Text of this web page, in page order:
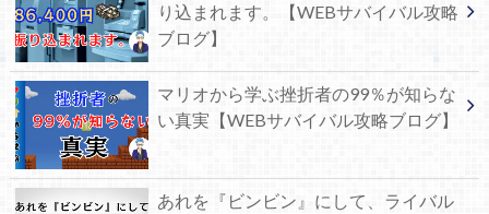
り込まれます。【WEBサバイバル攻略
ブログ】
マリオから学ぶ挫折者の99％が知らな
い真実【WEBサバイバル攻略ブログ】
あれを『ビンビン』にして、ライバル